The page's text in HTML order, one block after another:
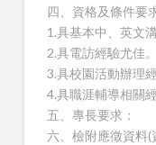
四、資格及條件要
1.具基本中、英文
2.具電訪經驗尤佳。
3.具校園活動辦理
4.具職涯輔導相關
五、專長要求：
六、檢附應徵資料(